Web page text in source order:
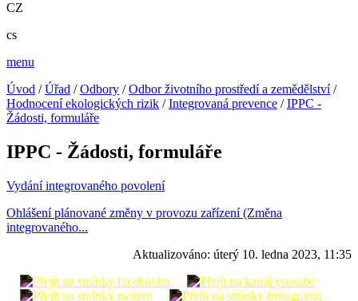
CZ
cs
menu
Úvod /Úřad /Odbory /Odbor životního prostředí a zemědělství/
Hodnocení ekologických rizik /Integrovaná prevence /IPPC -
Žádosti, formuláře
IPPC - Žádosti, formuláře
Vydání integrovaného povolení
Ohlášení plánované změny v provozu zařízení (Změna
integrovaného...
Aktualizováno: úterý 10. ledna 2023, 11:35